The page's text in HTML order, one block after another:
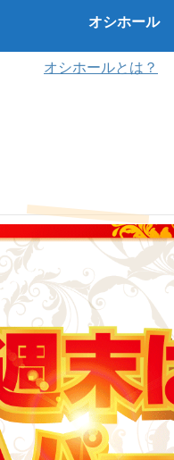
オシホール
オシホールとは？